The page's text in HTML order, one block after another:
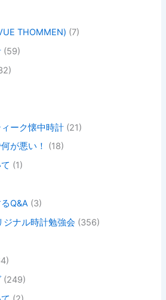
THOMMEN) (7)
(59)
ーク懐中時計 (21)
が悪い！
(18)
(1)
Q&A (3)
ナル時計勉強会 (356)
(249)